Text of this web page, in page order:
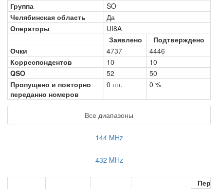
Группа
SO
Челябинская область
Да
Операторы
UI8A
Заявлено
Подтверждено
Очки
4737
4446
Корреспондентов
10
10
QSO
52
50
Пропущено и повторно
переданно номеров
0 шт. 0 %
Все диапазоны
144 MHz
432 MHz